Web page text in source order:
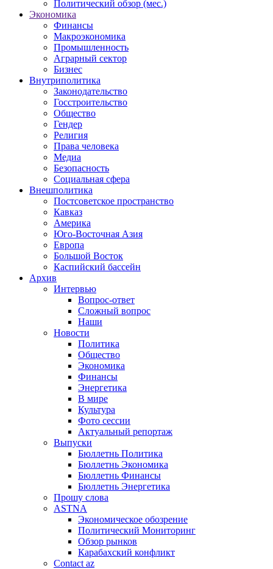
Политический обзор (мес.)
Экономика
Финансы
Макроэкономика
Промышленность
Аграрный сектор
Бизнес
Внутриполитика
Законодательство
Госстроительство
Общество
Гендер
Религия
Права человека
Медиа
Безопасность
Социальная сфера
Внешполитика
Постсоветское пространство
Кавказ
Америка
Юго-Восточная Азия
Европа
Большой Восток
Каспийский бассейн
Архив
Интервью
Вопрос-ответ
Сложный вопрос
Наши
Новости
Политика
Общество
Экономика
Финансы
Энергетика
В мире
Культура
Фото сессии
Актуальный репортаж
Выпуски
Бюллетнь Политика
Бюллетнь Экономика
Бюллетнь Финансы
Бюллетнь Энергетика
Прошу слова
ASTNA
Экономическое обозрение
Политический Мониторинг
Обзор рынков
Карабахский конфликт
Contact az